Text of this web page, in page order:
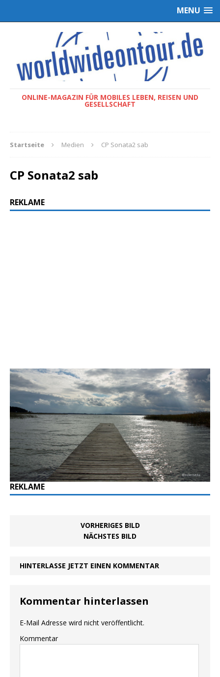
MENU
ONLINE-MAGAZIN FÜR MOBILES LEBEN, REISEN UND
GESELLSCHAFT
Startseite Medien CP Sonata2 sab
CP Sonata2 sab
REKLAME
REKLAME
VORHERIGES BILD
NÄCHSTES BILD
HINTERLASSE JETZT EINEN KOMMENTAR
Kommentar hinterlassen
E-Mail Adresse wird nicht veröffentlicht.
Kommentar